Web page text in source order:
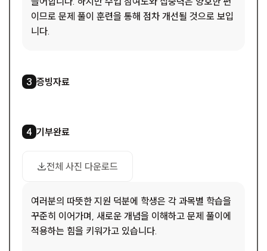
이므로 문제 풀이 훈련을 통해 점차 개선될 것으로 보입
니다.
3 증빙자료
4 기부완료
전체 사진 다운로드
여러분의 따뜻한 지원 덕분에 학생은 각 과목별 학습을
꾸준히 이어가며, 새로운 개념을 이해하고 문제 풀이에
적용하는 힘을 키워가고 있습니다.